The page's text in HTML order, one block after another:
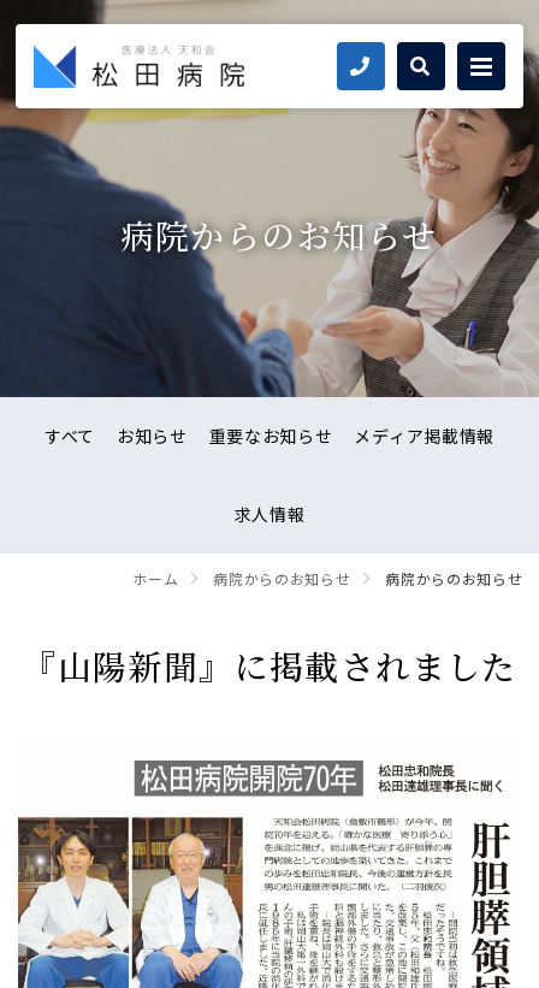
お問い合わせ
病院からのお知らせ
すべて お知らせ 重要なお知らせ メディア掲載情報
求人情報
ホーム 病院からのお知らせ 病院からのお知らせ
『山陽新聞』に掲載されました